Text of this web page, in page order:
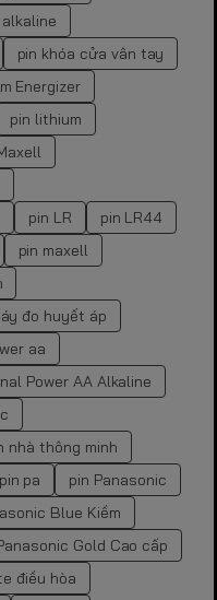
pin khóa cửa vân tay
Energizer
pin lithium
pin LR
pin LR44
pin maxell
đo huyết áp
aa
Power AA Alkaline
nhà thông minh
pin pa
pin Panasonic
Blue Kiềm
Gold Cao cấp
điều hòa